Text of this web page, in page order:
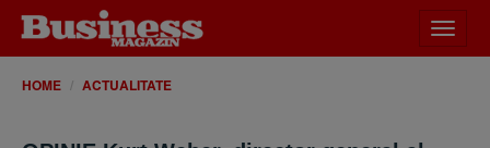
meniu
HOME ACTUALITATE